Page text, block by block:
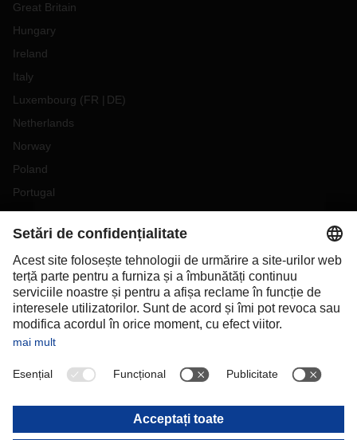
Great Britain
Hungary
Ireland
Italy
Luxembourg (FR DE)
Netherlands
Norway
Poland
Portugal
Romania
Slovakia
Spain
Sweden
Switzerland (DE FR)
Turkey
OCEANIA